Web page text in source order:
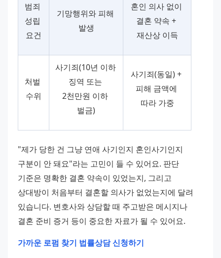
범죄
성립
요건
기망행위와 피해
발생
혼인 의사 없이
결혼 약속 +
재산상 이득
처벌
수위
사기죄(10년 이하
징역 또는
2천만원 이하
벌금)
사기죄(동일) +
피해 금액에
따라 가중
"제가 당한 건 그냥 연애 사기인지 혼인사기인지
구분이 안 돼요"라는 고민이 들 수 있어요. 판단
기준은 명확한 결혼 약속이 있었는지, 그리고
상대방이 처음부터 결혼할 의사가 없었는지에 달려
있습니다. 변호사와 상담할 때 주고받은 메시지나
결혼 준비 증거 등이 중요한 자료가 될 수 있어요.
가까운 로펌 찾기 법률상담 신청하기